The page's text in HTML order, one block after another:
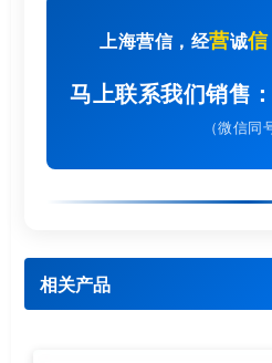
上海营信，经营诚信
马上联系我们销售：
（微信同
相关产品